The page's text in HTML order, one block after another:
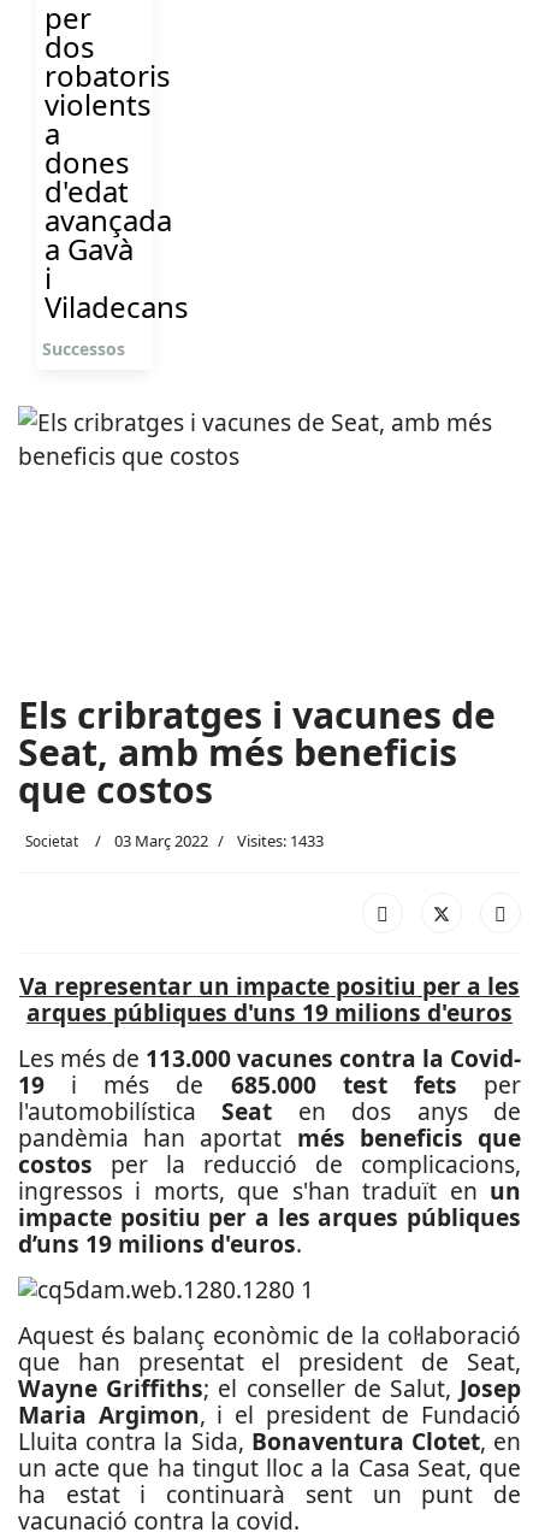
per
dos
robatoris
violents
a
dones
d'edat
avançada
a Gavà
i
Viladecans
Successos
Els cribratges i vacunes de
Seat, amb més beneficis
que costos
Societat 03 Març 2022 Visites: 1433
Va representar un impacte positiu per a les
arques públiques d'uns 19 milions d'euros
Les més de 113.000 vacunes contra la Covid-
19 i més de 685.000 test fets per
l'automobilísticaSeat en dos anys de
pandèmia han aportat més beneficis que
costos per la reducció de complicacions,
ingressos i morts, que s'han traduït en un
impacte positiu per a les arques públiques
d’uns 19 milions d'euros.
Aquest és balanç econòmic de la col·laboració
que han presentat el president de Seat,
Wayne Griffiths; el conseller de Salut, Josep
Maria Argimon, i el president de Fundació
Lluita contra la Sida, Bonaventura Clotet, en
un acte que ha tingut lloc a la Casa Seat, que
ha estat i continuarà sent un punt de
vacunació contra la covid.